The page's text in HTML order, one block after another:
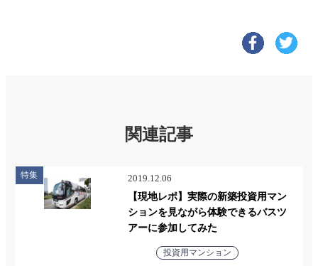
関連記事
特集 2019.12.06
【現地レポ】実際の新築投資用マン
ションを見ながら体験できるバスツ
アーに参加してみた
投資用マンション